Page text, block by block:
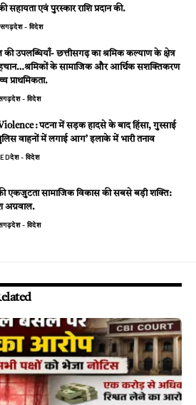
सहायता एवं पुरस्कार राशि प्रदान की.
देश - विदेश
की उपलब्धियाँ- छत्तीसगढ़ का श्रमिक कल्याण के क्षेत्र
के सामाजिक और आर्थिक सशक्तिकरण
प्राथमिकता.
देश - विदेश
: पटना में सड़क हादसे के बाद हिंसा, गुस्साई
वाहनों में लगाई आग’ इलाके में भारी तनाव
देश - विदेश
एकजुटता सामाजिक विकास की सबसे बड़ी शक्ति:
अग्रवाल.
देश - विदेश